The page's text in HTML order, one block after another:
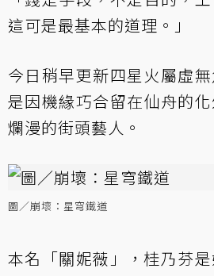
這可是最基本的道理。」
今日稍早更新四星火屬虛
是因機緣巧合留在仙舟的
爛漫的街頭藝人。
圖／崩壞：星穹鐵道
本名「關妮薇」，桂乃芬